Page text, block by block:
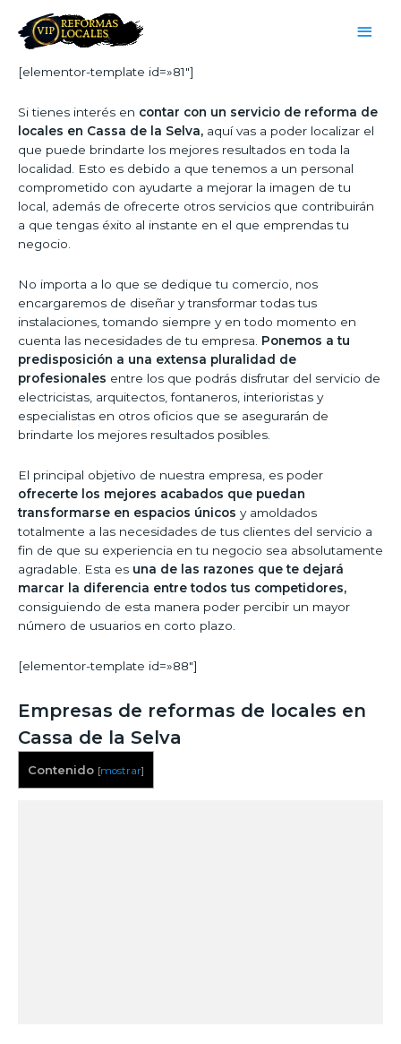
[elementor-template id=»81″]
Si tienes interés en contar con un servicio de reforma de
locales en Cassa de la Selva, aquí vas a poder localizar el
que puede brindarte los mejores resultados en toda la
localidad. Esto es debido a que tenemos a un personal
comprometido con ayudarte a mejorar la imagen de tu
local, además de ofrecerte otros servicios que contribuirán
a que tengas éxito al instante en el que emprendas tu
negocio.
No importa a lo que se dedique tu comercio, nos
encargaremos de diseñar y transformar todas tus
instalaciones, tomando siempre y en todo momento en
cuenta las necesidades de tu empresa. Ponemos a tu
predisposición a una extensa pluralidad de
profesionales entre los que podrás disfrutar del servicio de
electricistas, arquitectos, fontaneros, interioristas y
especialistas en otros oficios que se asegurarán de
brindarte los mejores resultados posibles.
El principal objetivo de nuestra empresa, es poder
ofrecerte los mejores acabados que puedan
transformarse en espacios únicos y amoldados
totalmente a las necesidades de tus clientes del servicio a
fin de que su experiencia en tu negocio sea absolutamente
agradable. Esta es una de las razones que te dejará
marcar la diferencia entre todos tus competidores,
consiguiendo de esta manera poder percibir un mayor
número de usuarios en corto plazo.
[elementor-template id=»88″]
Empresas de reformas de locales en
Cassa de la Selva
Contenido [mostrar]